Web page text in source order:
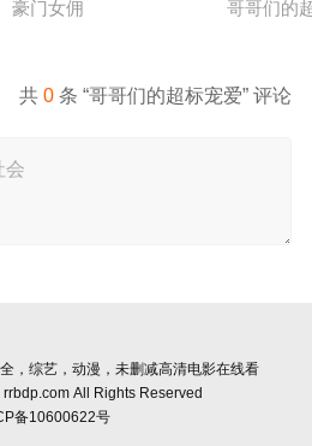
豪门女佣 哥哥们的
共0 条 “哥哥们的超标宠爱” 评论
，综艺，动漫，未删减高清电影在线看
All Rights Reserved
备10600622号